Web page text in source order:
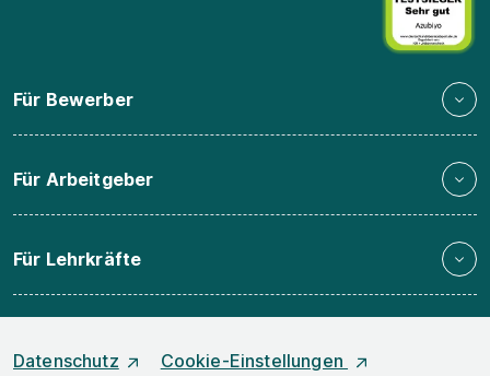
Für Bewerber
Für Arbeitgeber
Für Lehrkräfte
Datenschutz Cookie-Einstellungen